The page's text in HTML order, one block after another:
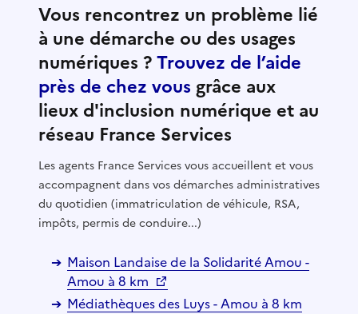
Vous rencontrez un problème lié
à une démarche ou des usages
numériques ?Trouvez de l’aide
près de chez vous grâce aux
lieux d'inclusion numérique et au
réseau France Services
Les agents France Services vous accueillent et vous
accompagnent dans vos démarches administratives
du quotidien (immatriculation de véhicule, RSA,
impôts, permis de conduire...)
Maison Landaise de la Solidarité Amou -
Amou à 8 km
Médiathèques des Luys - Amou à 8 km